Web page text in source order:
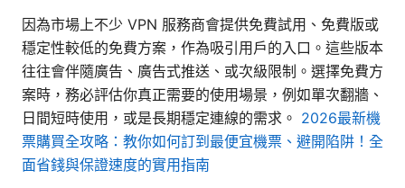
因為市場上不少 VPN 服務商會提供免費試用、免費版或
穩定性較低的免費方案，作為吸引用戶的入口。這些版本
往往會伴隨廣告、廣告式推送、或次級限制。選擇免費方
案時，務必評估你真正需要的使用場景，例如單次翻牆、
日間短時使用，或是長期穩定連線的需求。 2026最新機
票購買全攻略：教你如何訂到最便宜機票、避開陷阱！全
面省錢與保證速度的實用指南